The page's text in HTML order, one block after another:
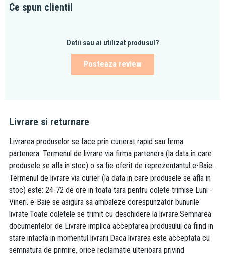
Ce spun clientii
Detii sau ai utilizat produsul?
Posteaza review
Livrare si returnare
Livrarea produselor se face prin curierat rapid sau firma
partenera. Termenul de livrare via firma partenera (la data in care
produsele se afla in stoc) o sa fie oferit de reprezentantul e-Baie.
Termenul de livrare via curier (la data in care produsele se afla in
stoc) este: 24-72 de ore in toata tara pentru colete trimise Luni -
Vineri. e-Baie se asigura sa ambaleze corespunzator bunurile
livrate.Toate coletele se trimit cu deschidere la livrare.Semnarea
documentelor de Livrare implica acceptarea produsului ca fiind in
stare intacta in momentul livrarii.Daca livrarea este acceptata cu
semnatura de primire, orice reclamatie ulterioara privind